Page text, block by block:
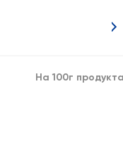
На 100г продукта